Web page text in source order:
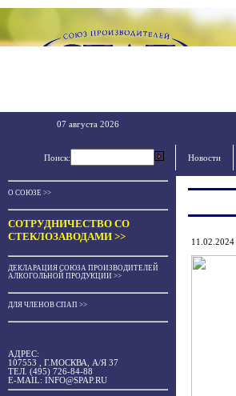
07 августа 2026
Поиск: Новости
О СОЮЗЕ >>
СОТРУДНИЧЕСТВО СО
СТЕКЛОЗАВОДАМИ >>
ДЕКЛАРАЦИЯ СОЮЗА ПРОИЗВОДИТЕЛЕЙ
АЛКОГОЛЬНОЙ ПРОДУКЦИИ >>
ДЛЯ ЧЛЕНОВ СПАП >>
АДРЕС:
107553 , Г.МОСКВА, А/Я 37
ТЕЛ. (495) 726-84-88
E-MAIL: INFO@SPAP.RU
11.02.2024